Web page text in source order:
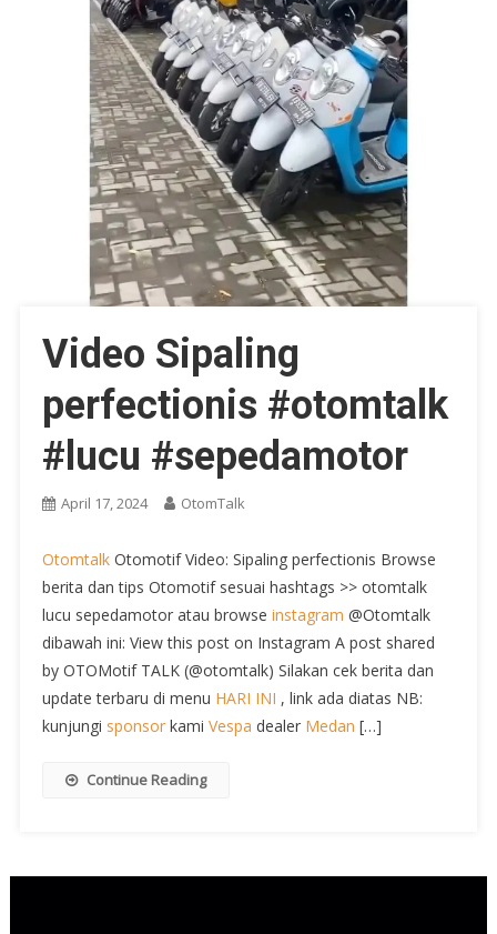
Video Sipaling
perfectionis #otomtalk
#lucu #sepedamotor
April 17, 2024 OtomTalk
OtomtalkOtomotif Video: Sipaling perfectionis Browse
berita dan tips Otomotif sesuai hashtags >> otomtalk
lucu sepedamotor atau browse instagram @Otomtalk
dibawah ini: View this post on Instagram A post shared
by OTOMotif TALK (@otomtalk) Silakan cek berita dan
update terbaru di menu HARI INI , link ada diatas NB:
kunjungi sponsorkami Vespa dealer Medan […]
Continue Reading